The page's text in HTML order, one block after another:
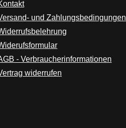
(externer Link)
Tab (externer Link)
in neuem Tab (externer Link)
und Zahlungsbedingungen
- Verbraucherinformationen
widerrufen